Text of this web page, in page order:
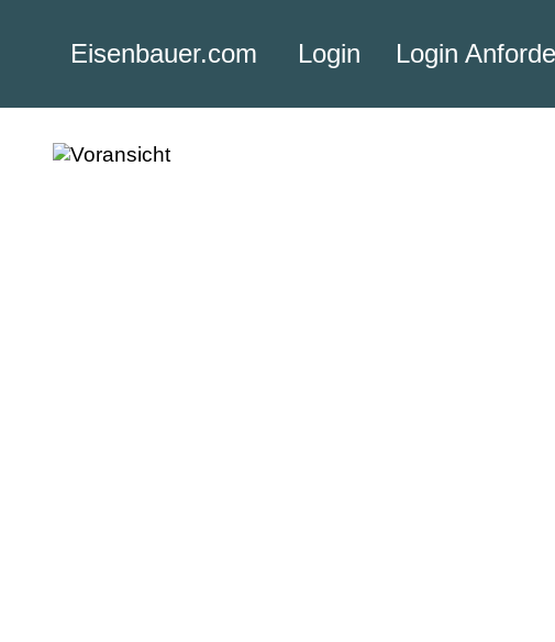
Eisenbauer.com Login Login